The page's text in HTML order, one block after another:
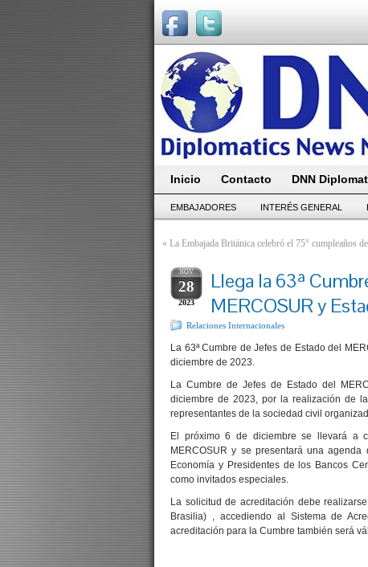
Inicio Contacto DNN
EMBAJADORES INTERÉS GENERAL
« La Embajada Británica celebró el 75° cumpleaños
NOV
28
2023
Llega la 63ª
MERCOSUR y
Relaciones Internacionales
La 63ª Cumbre de Jefes de Estado del
diciembre de 2023.
La Cumbre de Jefes de Estado del
diciembre de 2023, por la realización de
representantes de la sociedad civil
El próximo 6 de diciembre se llevará a
MERCOSUR y se presentará una
Economía y Presidentes de los Bancos
como invitados especiales.
La solicitud de acreditación debe
Brasilia) , accediendo al Sistema de
acreditación para la Cumbre también será